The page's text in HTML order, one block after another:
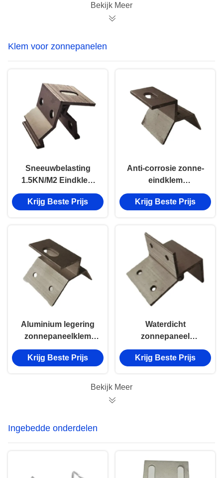
Bekijk Meer
Klem voor zonnepanelen
Sneeuwbelasting
1.5KN/M2 Eindklem
Zonnealuminiumlegering
Pv-module-klemmen
Krijg Beste Prijs
Anti-corrosie zonne-
eindklem
geanodiseerde
oppervlakte zonne-
Krijg Beste Prijs
Aluminium legering
zonnepaneelklem
60m/S Windbelasting
Zonnepaneel
Krijg Beste Prijs
Waterdicht
zonnepaneel
eindklemmen
geanodiseerd
Krijg Beste Prijs
Bekijk Meer
Ingebedde onderdelen